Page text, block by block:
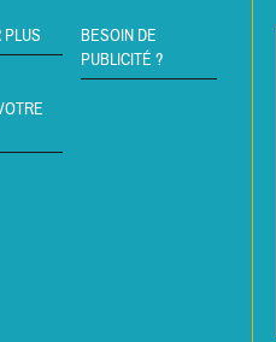
PLUS
BESOIN DE
PUBLICITÉ ?